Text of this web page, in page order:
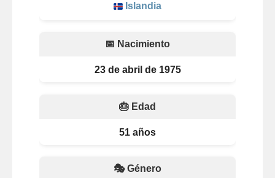
Islandia
📅 Nacimiento
23 de abril de 1975
🎂 Edad
51 años
🎭 Género